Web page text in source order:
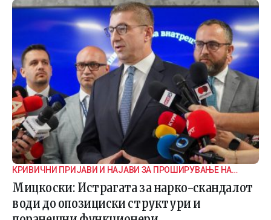
КРИВИЧНИ ПРИЈАВИ И НАЈАВИ ЗА ПРОШИРУВАЊЕ НА
ИСТРАГАТА
Мицкоски: Истрагата за нарко-скандалот
води до опозициски структури и